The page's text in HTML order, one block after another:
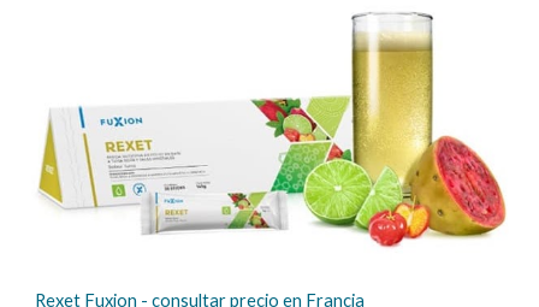
Rexet Fuxion - consultar precio en Francia